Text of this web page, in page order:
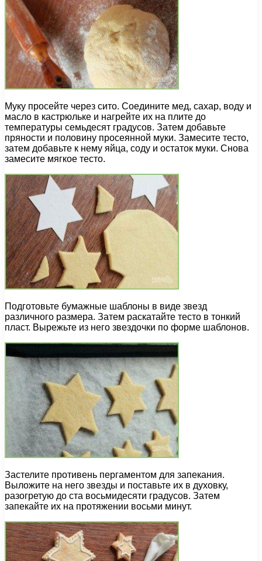
Муку просейте через сито. Соедините мед, сахар, воду и
масло в кастрюльке и нагрейте их на плите до
температуры семьдесят градусов. Затем добавьте
пряности и половину просеянной муки. Замесите тесто,
затем добавьте к нему яйца, соду и остаток муки. Снова
замесите мягкое тесто.
Подготовьте бумажные шаблоны в виде звезд
различного размера. Затем раскатайте тесто в тонкий
пласт. Вырежьте из него звездочки по форме шаблонов.
Застелите противень пергаментом для запекания.
Выложите на него звезды и поставьте их в духовку,
разогретую до ста восьмидесяти градусов. Затем
запекайте их на протяжении восьми минут.